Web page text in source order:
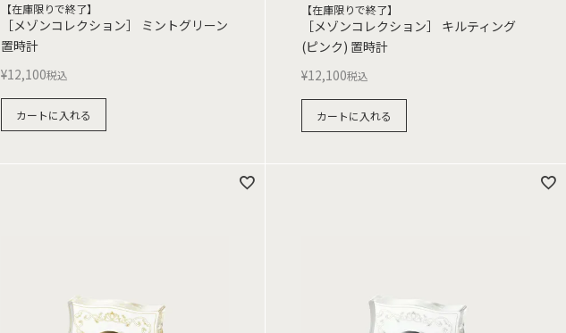
【在庫限りで終了】
［メゾンコレクション］ ミントグリーン
置時計
¥12,100税込
カートに入れる
【在庫限りで終了】
［メゾンコレクション］ キルティング
(ピンク) 置時計
¥12,100税込
カートに入れる